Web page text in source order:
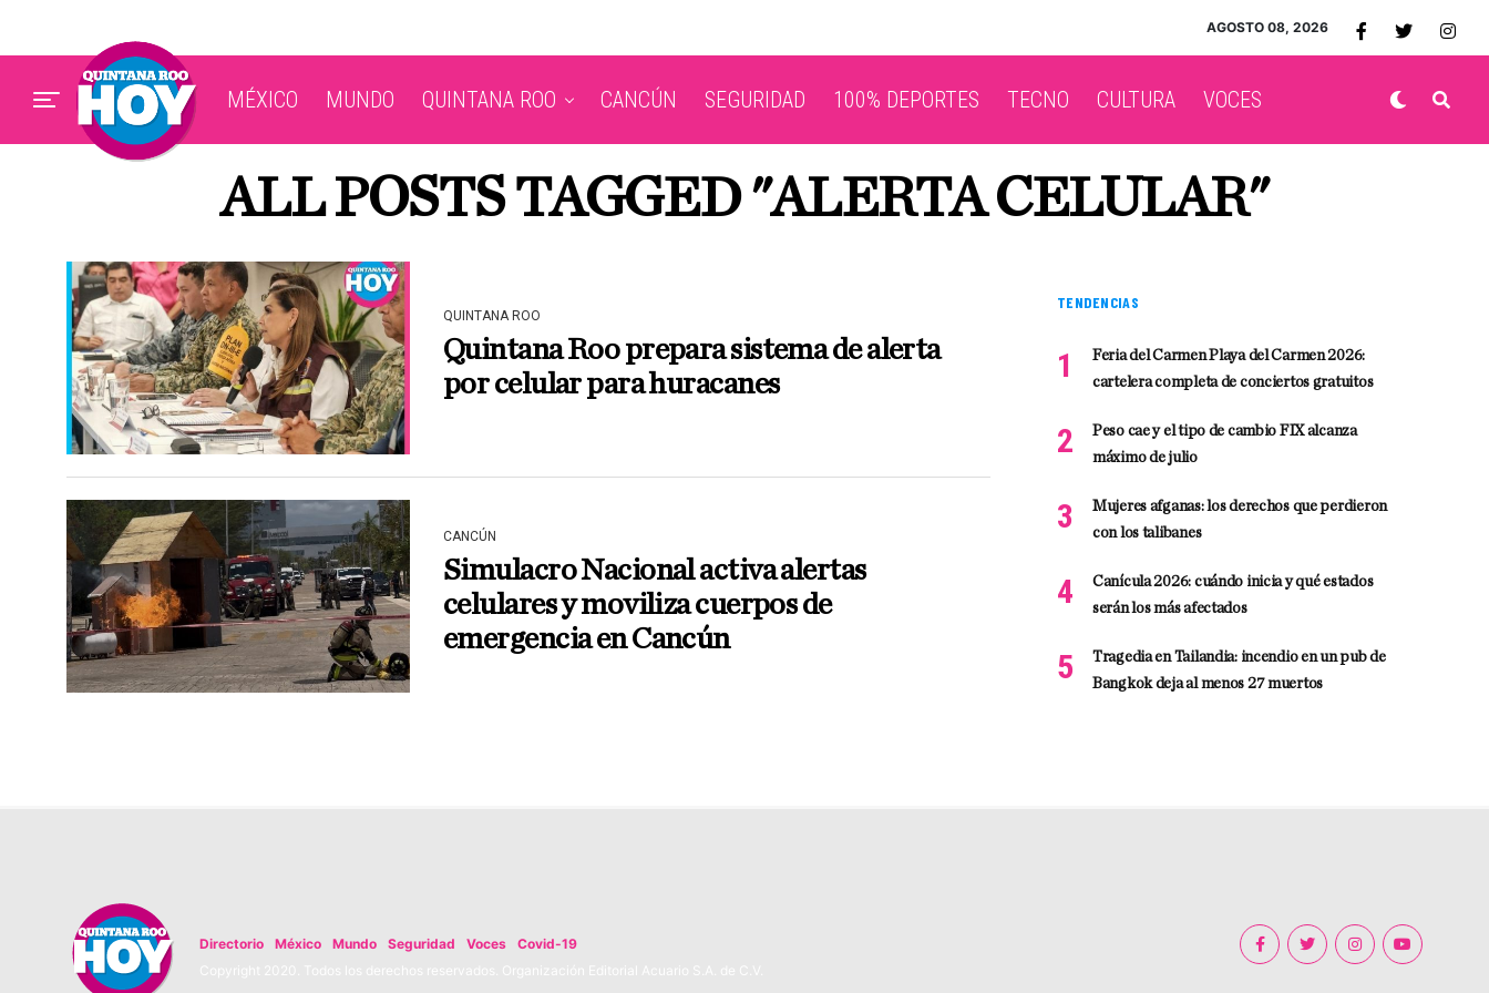
AGOSTO 08, 2026
MÉXICO MUNDO QUINTANA ROO CANCÚN SEGURIDAD 100% DEPORTES TECNO CULTURA VOCES
ALL POSTS TAGGED "ALERTA CELULAR"
QUINTANA ROO
Quintana Roo prepara sistema de alerta
por celular para huracanes
CANCÚN
Simulacro Nacional activa alertas
celulares y moviliza cuerpos de
emergencia en Cancún
TENDENCIAS
Feria del Carmen Playa del Carmen 2026:
cartelera completa de conciertos gratuitos
Peso cae y el tipo de cambio FIX alcanza
máximo de julio
Mujeres afganas: los derechos que perdieron
con los talibanes
Canícula 2026: cuándo inicia y qué estados
serán los más afectados
Tragedia en Tailandia: incendio en un pub de
Bangkok deja al menos 27 muertos
Directorio México Mundo Seguridad Voces
Covid-19